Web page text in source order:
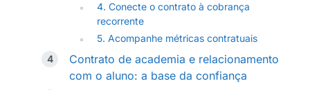
4. Conecte o contrato à cobrança
recorrente
5. Acompanhe métricas contratuais
Contrato de academia e relacionamento
com o aluno: a base da confiança